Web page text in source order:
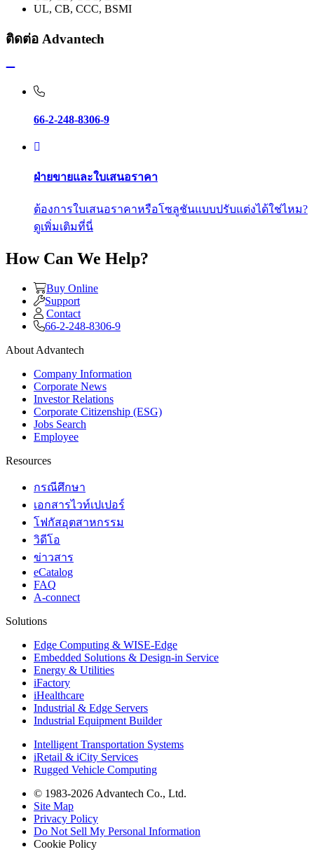
UL, CB, CCC, BSMI
ติดต่อ Advantech
66-2-248-8306-9
ฝ่ายขายและใบเสนอราคา
ต้องการใบเสนอราคาหรือโซลูชันแบบปรับแต่งได้ใช่ไหม?
ดูเพิ่มเติมที่นี่
How Can We Help?
Buy Online
Support
Contact
66-2-248-8306-9
About Advantech
Company Information
Corporate News
Investor Relations
Corporate Citizenship (ESG)
Jobs Search
Employee
Resources
กรณีศึกษา
เอกสารไวท์เปเปอร์
โฟกัสอุตสาหกรรม
วิดีโอ
ข่าวสาร
eCatalog
FAQ
A-connect
Solutions
Edge Computing & WISE-Edge
Embedded Solutions & Design-in Service
Energy & Utilities
iFactory
iHealthcare
Industrial & Edge Servers
Industrial Equipment Builder
Intelligent Transportation Systems
iRetail & iCity Services
Rugged Vehicle Computing
© 1983-2026 Advantech Co., Ltd.
Site Map
Privacy Policy
Do Not Sell My Personal Information
Cookie Policy